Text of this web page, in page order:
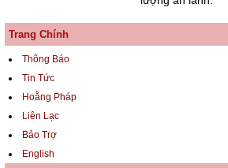
Trang Chính
Thông Báo
Tin Tức
Hoằng Pháp
Liên Lạc
Bảo Trợ
English